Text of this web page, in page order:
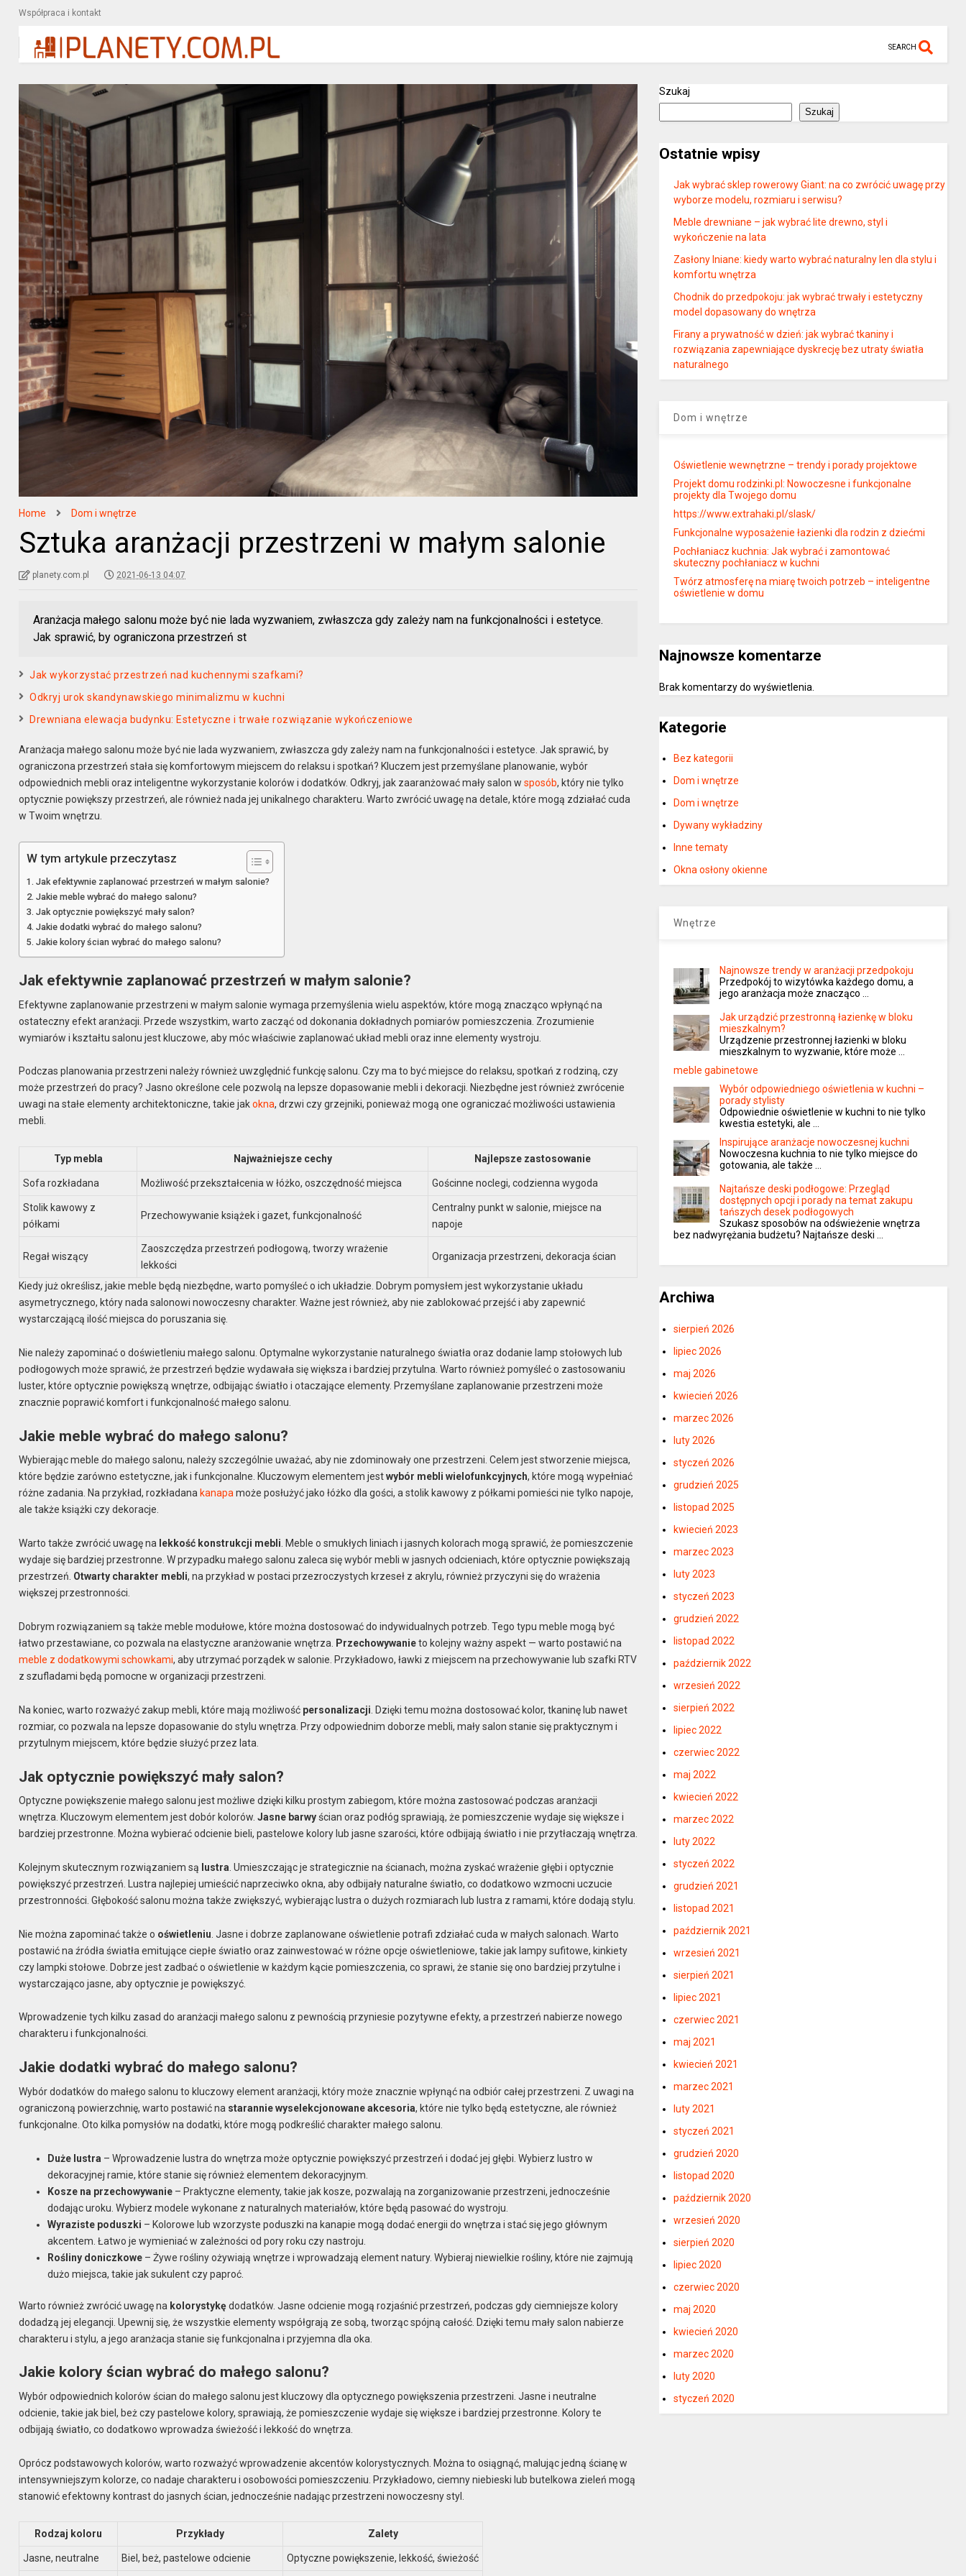
Współpraca i kontakt
SEARCH
Home Dom i wnętrze
Sztuka aranżacji przestrzeni w małym salonie
planety.com.pl 2021-06-13 04:07
Aranżacja małego salonu może być nie lada wyzwaniem, zwłaszcza gdy zależy nam na funkcjonalności i estetyce.
Jak sprawić, by ograniczona przestrzeń st
Jak wykorzystać przestrzeń nad kuchennymi szafkami?
Odkryj urok skandynawskiego minimalizmu w kuchni
Drewniana elewacja budynku: Estetyczne i trwałe rozwiązanie wykończeniowe
Aranżacja małego salonu może być nie lada wyzwaniem, zwłaszcza gdy zależy nam na funkcjonalności i estetyce. Jak sprawić, by
ograniczona przestrzeń stała się komfortowym miejscem do relaksu i spotkań? Kluczem jest przemyślane planowanie, wybór
odpowiednich mebli oraz inteligentne wykorzystanie kolorów i dodatków. Odkryj, jak zaaranżować mały salon wsposób, który nie tylko
optycznie powiększy przestrzeń, ale również nada jej unikalnego charakteru. Warto zwrócić uwagę na detale, które mogą zdziałać cuda
w Twoim wnętrzu.
W tym artykule przeczytasz
Jak efektywnie zaplanować przestrzeń w małym salonie?
Jakie meble wybrać do małego salonu?
Jak optycznie powiększyć mały salon?
Jakie dodatki wybrać do małego salonu?
Jakie kolory ścian wybrać do małego salonu?
Jak efektywnie zaplanować przestrzeń w małym salonie?
Efektywne zaplanowanie przestrzeni w małym salonie wymaga przemyślenia wielu aspektów, które mogą znacząco wpłynąć na
ostateczny efekt aranżacji. Przede wszystkim, warto zacząć od dokonania dokładnych pomiarów pomieszczenia. Zrozumienie
wymiarów i kształtu salonu jest kluczowe, aby móc właściwie zaplanować układ mebli oraz inne elementy wystroju.
Podczas planowania przestrzeni należy również uwzględnić funkcję salonu. Czy ma to być miejsce do relaksu, spotkań z rodziną, czy
może przestrzeń do pracy? Jasno określone cele pozwolą na lepsze dopasowanie mebli i dekoracji. Niezbędne jest również zwrócenie
uwagi na stałe elementy architektoniczne, takie jakokna, drzwi czy grzejniki, ponieważ mogą one ograniczać możliwości ustawienia
mebli.
Typ mebla Najważniejsze cechy Najlepsze zastosowanie
Sofa rozkładana Możliwość przekształcenia w łóżko, oszczędność miejsca Gościnne noclegi, codzienna wygoda
Stolik kawowy z
półkami
Przechowywanie książek i gazet, funkcjonalność
Centralny punkt w salonie, miejsce na
napoje
Regał wiszący
Zaoszczędza przestrzeń podłogową, tworzy wrażenie
lekkości
Organizacja przestrzeni, dekoracja ścian
Kiedy już określisz, jakie meble będą niezbędne, warto pomyśleć o ich układzie. Dobrym pomysłem jest wykorzystanie układu
asymetrycznego, który nada salonowi nowoczesny charakter. Ważne jest również, aby nie zablokować przejść i aby zapewnić
wystarczającą ilość miejsca do poruszania się.
Nie należy zapominać o doświetleniu małego salonu. Optymalne wykorzystanie naturalnego światła oraz dodanie lamp stołowych lub
podłogowych może sprawić, że przestrzeń będzie wydawała się większa i bardziej przytulna. Warto również pomyśleć o zastosowaniu
luster, które optycznie powiększą wnętrze, odbijając światło i otaczające elementy. Przemyślane zaplanowanie przestrzeni może
znacznie poprawić komfort i funkcjonalność małego salonu.
Jakie meble wybrać do małego salonu?
Wybierając meble do małego salonu, należy szczególnie uważać, aby nie zdominowały one przestrzeni. Celem jest stworzenie miejsca,
które będzie zarówno estetyczne, jak i funkcjonalne. Kluczowym elementem jestwybór mebli wielofunkcyjnych, które mogą wypełniać
różne zadania. Na przykład, rozkładana kanapamoże posłużyć jako łóżko dla gości, a stolik kawowy z półkami pomieści nie tylko napoje,
ale także książki czy dekoracje.
Warto także zwrócić uwagę na lekkość konstrukcji mebli . Meble o smukłych liniach i jasnych kolorach mogą sprawić, że pomieszczenie
wydaje się bardziej przestronne. W przypadku małego salonu zaleca się wybór mebli w jasnych odcieniach, które optycznie powiększają
przestrzeń. Otwarty charakter mebli, na przykład w postaci przezroczystych krzeseł z akrylu, również przyczyni się do wrażenia
większej przestronności.
Dobrym rozwiązaniem są także meble modułowe, które można dostosować do indywidualnych potrzeb. Tego typu meble mogą być
łatwo przestawiane, co pozwala na elastyczne aranżowanie wnętrza.
Przechowywanieto kolejny ważny aspekt — warto postawić na
meble z dodatkowymi schowkami, aby utrzymać porządek w salonie. Przykładowo, ławki z miejscem na przechowywanie lub szafki RTV
z szufladami będą pomocne w organizacji przestrzeni.
Na koniec, warto rozważyć zakup mebli, które mają możliwość personalizacji . Dzięki temu można dostosować kolor, tkaninę lub nawet
rozmiar, co pozwala na lepsze dopasowanie do stylu wnętrza. Przy odpowiednim doborze mebli, mały salon stanie się praktycznym i
przytulnym miejscem, które będzie służyć przez lata.
Jak optycznie powiększyć mały salon?
Optyczne powiększenie małego salonu jest możliwe dzięki kilku prostym zabiegom, które można zastosować podczas aranżacji
wnętrza. Kluczowym elementem jest dobór kolorów.Jasne barwyścian oraz podłóg sprawiają, że pomieszczenie wydaje się większe i
bardziej przestronne. Można wybierać odcienie bieli, pastelowe kolory lub jasne szarości, które odbijają światło i nie przytłaczają wnętrza.
Kolejnym skutecznym rozwiązaniem są lustra . Umieszczając je strategicznie na ścianach, można zyskać wrażenie głębi i optycznie
powiększyć przestrzeń. Lustra najlepiej umieścić naprzeciwko okna, aby odbijały naturalne światło, co dodatkowo wzmocni uczucie
przestronności. Głębokość salonu można także zwiększyć, wybierając lustra o dużych rozmiarach lub lustra z ramami, które dodają stylu.
Nie można zapominać także o oświetleniu . Jasne i dobrze zaplanowane oświetlenie potrafi zdziałać cuda w małych salonach. Warto
postawić na źródła światła emitujące ciepłe światło oraz zainwestować w różne opcje oświetleniowe, takie jak lampy sufitowe, kinkiety
czy lampki stołowe. Dobrze jest zadbać o oświetlenie w każdym kącie pomieszczenia, co sprawi, że stanie się ono bardziej przytulne i
wystarczająco jasne, aby optycznie je powiększyć.
Wprowadzenie tych kilku zasad do aranżacji małego salonu z pewnością przyniesie pozytywne efekty, a przestrzeń nabierze nowego
charakteru i funkcjonalności.
Jakie dodatki wybrać do małego salonu?
Wybór dodatków do małego salonu to kluczowy element aranżacji, który może znacznie wpłynąć na odbiór całej przestrzeni. Z uwagi na
ograniczoną powierzchnię, warto postawić na starannie wyselekcjonowane akcesoria, które nie tylko będą estetyczne, ale również
funkcjonalne. Oto kilka pomysłów na dodatki, które mogą podkreślić charakter małego salonu.
Duże lustra – Wprowadzenie lustra do wnętrza może optycznie powiększyć przestrzeń i dodać jej głębi. Wybierz lustro w
dekoracyjnej ramie, które stanie się również elementem dekoracyjnym.
Kosze na przechowywanie – Praktyczne elementy, takie jak kosze, pozwalają na zorganizowanie przestrzeni, jednocześnie
dodając uroku. Wybierz modele wykonane z naturalnych materiałów, które będą pasować do wystroju.
Wyraziste poduszki – Kolorowe lub wzorzyste poduszki na kanapie mogą dodać energii do wnętrza i stać się jego głównym
akcentem. Łatwo je wymieniać w zależności od pory roku czy nastroju.
Rośliny doniczkowe – Żywe rośliny ożywiają wnętrze i wprowadzają element natury. Wybieraj niewielkie rośliny, które nie zajmują
dużo miejsca, takie jak sukulent czy paproć.
Warto również zwrócić uwagę na kolorystykędodatków. Jasne odcienie mogą rozjaśnić przestrzeń, podczas gdy ciemniejsze kolory
dodadzą jej elegancji. Upewnij się, że wszystkie elementy współgrają ze sobą, tworząc spójną całość. Dzięki temu mały salon nabierze
charakteru i stylu, a jego aranżacja stanie się funkcjonalna i przyjemna dla oka.
Jakie kolory ścian wybrać do małego salonu?
Wybór odpowiednich kolorów ścian do małego salonu jest kluczowy dla optycznego powiększenia przestrzeni. Jasne i neutralne
odcienie, takie jak biel, beż czy pastelowe kolory, sprawiają, że pomieszczenie wydaje się większe i bardziej przestronne. Kolory te
odbijają światło, co dodatkowo wprowadza świeżość i lekkość do wnętrza.
Oprócz podstawowych kolorów, warto rozważyć wprowadzenie akcentów kolorystycznych. Można to osiągnąć, malując jedną ścianę w
intensywniejszym kolorze, co nadaje charakteru i osobowości pomieszczeniu. Przykładowo, ciemny niebieski lub butelkowa zieleń mogą
stanowić efektowny kontrast do jasnych ścian, jednocześnie nadając przestrzeni nowoczesny styl.
Rodzaj koloru Przykłady Zalety
Jasne, neutralne Biel, beż, pastelowe odcienie Optyczne powiększenie, lekkość, świeżość
Szukaj
Szukaj
Ostatnie wpisy
Jak wybrać sklep rowerowy Giant: na co zwrócić uwagę przy
wyborze modelu, rozmiaru i serwisu?
Meble drewniane – jak wybrać lite drewno, styl i
wykończenie na lata
Zasłony lniane: kiedy warto wybrać naturalny len dla stylu i
komfortu wnętrza
Chodnik do przedpokoju: jak wybrać trwały i estetyczny
model dopasowany do wnętrza
Firany a prywatność w dzień: jak wybrać tkaniny i
rozwiązania zapewniające dyskrecję bez utraty światła
naturalnego
Dom i wnętrze
Oświetlenie wewnętrzne – trendy i porady projektowe
Projekt domu rodzinki.pl: Nowoczesne i funkcjonalne
projekty dla Twojego domu
https://www.extrahaki.pl/slask/
Funkcjonalne wyposażenie łazienki dla rodzin z dziećmi
Pochłaniacz kuchnia: Jak wybrać i zamontować
skuteczny pochłaniacz w kuchni
Twórz atmosferę na miarę twoich potrzeb – inteligentne
oświetlenie w domu
Najnowsze komentarze
Brak komentarzy do wyświetlenia.
Kategorie
Bez kategorii
Dom i wnętrze
Dom i wnętrze
Dywany wykładziny
Inne tematy
Okna osłony okienne
Wnętrze
Najnowsze trendy w aranżacji przedpokoju
Przedpokój to wizytówka każdego domu, a
jego aranżacja może znacząco …
Jak urządzić przestronną łazienkę w bloku
mieszkalnym?
Urządzenie przestronnej łazienki w bloku
mieszkalnym to wyzwanie, które może …
meble gabinetowe
Wybór odpowiedniego oświetlenia w kuchni –
porady stylisty
Odpowiednie oświetlenie w kuchni to nie tylko
kwestia estetyki, ale …
Inspirujące aranżacje nowoczesnej kuchni
Nowoczesna kuchnia to nie tylko miejsce do
gotowania, ale także …
Najtańsze deski podłogowe: Przegląd
dostępnych opcji i porady na temat zakupu
tańszych desek podłogowych
Szukasz sposobów na odświeżenie wnętrza
bez nadwyrężania budżetu? Najtańsze deski …
Archiwa
sierpień 2026
lipiec 2026
maj 2026
kwiecień 2026
marzec 2026
luty 2026
styczeń 2026
grudzień 2025
listopad 2025
kwiecień 2023
marzec 2023
luty 2023
styczeń 2023
grudzień 2022
listopad 2022
październik 2022
wrzesień 2022
sierpień 2022
lipiec 2022
czerwiec 2022
maj 2022
kwiecień 2022
marzec 2022
luty 2022
styczeń 2022
grudzień 2021
listopad 2021
październik 2021
wrzesień 2021
sierpień 2021
lipiec 2021
czerwiec 2021
maj 2021
kwiecień 2021
marzec 2021
luty 2021
styczeń 2021
grudzień 2020
listopad 2020
październik 2020
wrzesień 2020
sierpień 2020
lipiec 2020
czerwiec 2020
maj 2020
kwiecień 2020
marzec 2020
luty 2020
styczeń 2020